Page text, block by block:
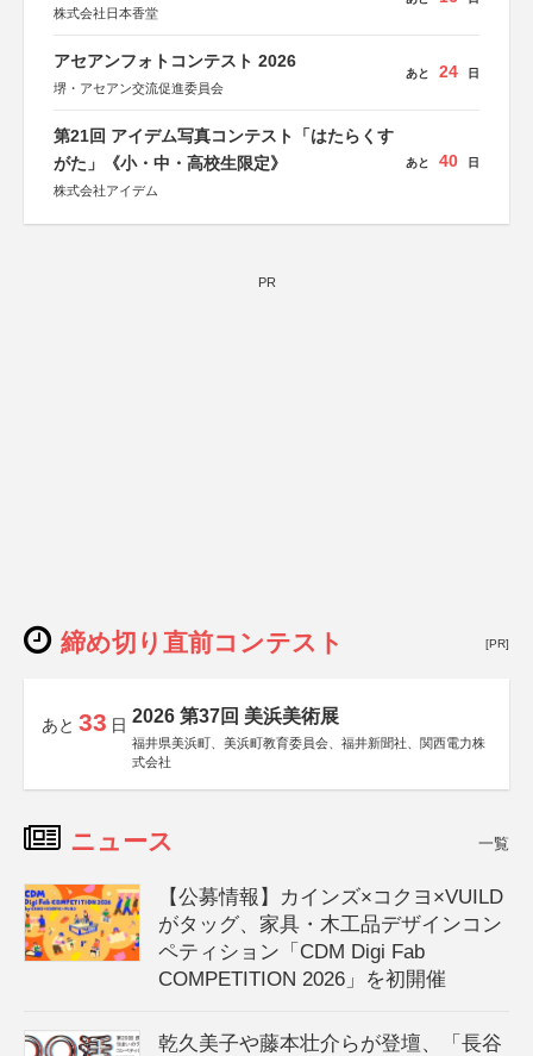
株式会社日本香堂
アセアンフォトコンテスト 2026
堺・アセアン交流促進委員会
あと 24 日
第21回 アイデム写真コンテスト「はたらくす
がた」《小・中・高校生限定》
株式会社アイデム
あと 40 日
PR
締め切り直前コンテスト [PR]
あと 33 日 2026 第37回 美浜美術展
福井県美浜町、美浜町教育委員会、福井新聞社、関西電力株
式会社
ニュース 一覧
【公募情報】カインズ×コクヨ×VUILD
がタッグ、家具・木工品デザインコン
ペティション「CDM Digi Fab
COMPETITION 2026」を初開催
乾久美子や藤本壮介らが登壇、「長谷